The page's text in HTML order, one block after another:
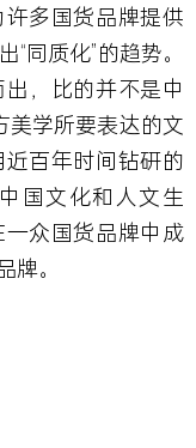
多国货品牌提供
同质化”的趋势。
，比的并不是中
美学所要表达的文
百年时间钻研的
国文化和人文生
众国货品牌中成
。